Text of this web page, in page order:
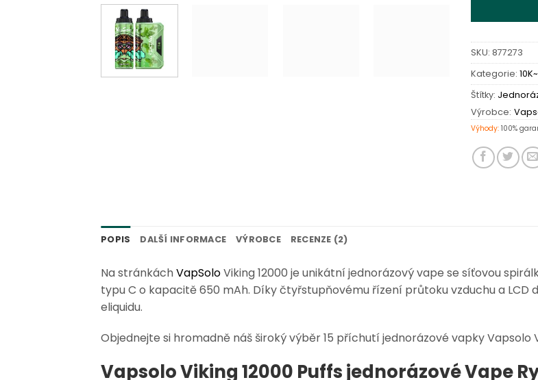
SKU: 877273
Kategorie:
Štítky:
Výrobce:
Výhody: 100%
POPIS DALŠÍ INFORMACE VÝROBCE RECENZE (2)
Na stránkáchVapSoloViking 12000 je unikátní jednorázový vape se síťovou
typu C o kapacitě 650 mAh. Díky čtyřstupňovému řízení průtoku vzduchu a
eliquidu.
Objednejte si hromadně náš široký výběr 15 příchutí jednorázové vapky Vapsolo
Vapsolo Viking 12000 Puffs jednorázové Vape